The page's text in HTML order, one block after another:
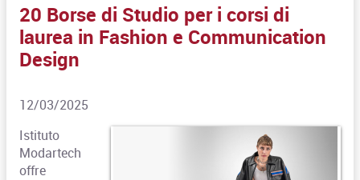
20 Borse di Studio per i corsi di
laurea in Fashion e Communication
Design
12/03/2025
Istituto
Modartech
offre